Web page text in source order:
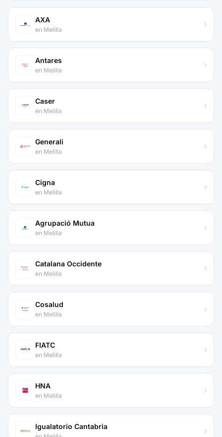
AXA
en Melilla
Antares
en Melilla
Caser
en Melilla
Generali
en Melilla
Cigna
en Melilla
Agrupació Mutua
en Melilla
Catalana Occidente
en Melilla
Cosalud
en Melilla
FIATC
en Melilla
HNA
en Melilla
Igualatorio Cantabria